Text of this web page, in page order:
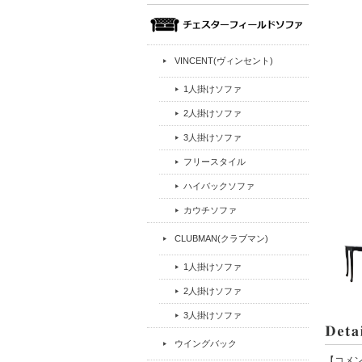
VINCENT(ヴィンセント)
1人掛けソファ
2人掛けソファ
3人掛けソファ
フリースタイル
ハイバックソファ
カウチソファ
CLUBMAN(クラブマン)
1人掛けソファ
2人掛けソファ
3人掛けソファ
ウイングバック